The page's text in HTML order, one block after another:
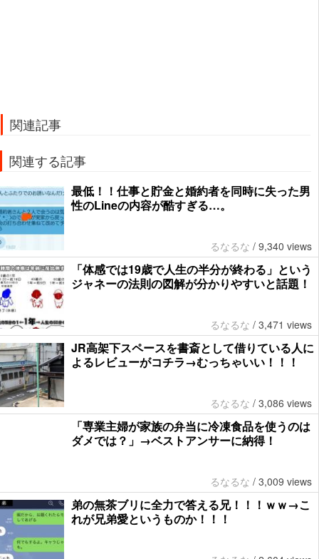
関連記事
関連する記事
最低！！仕事と貯金と婚約者を同時に失った男
性のLineの内容が酷すぎる…。
るなるな / 9,340 views
「体感では19歳で人生の半分が終わる」という
ジャネーの法則の図解が分かりやすいと話題！
るなるな / 3,471 views
JR高架下スペースを書斎として借りている人に
よるレビューがコチラ→むっちゃいい！！！
るなるな / 3,086 views
「専業主婦が家族の弁当に冷凍食品を使うのは
ダメでは？」→ベストアンサーに納得！
るなるな / 3,009 views
弟の無茶ブリに全力で答える兄！！！ｗｗ→こ
れが兄弟愛というものか！！！